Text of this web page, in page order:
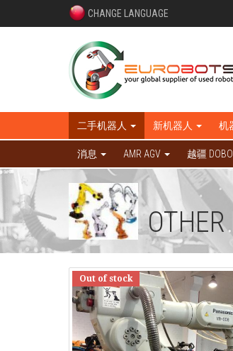
CHANGE LANGUAGE
二手机器人 新机器人 机
消息 AMR AGV 越疆
Out of stock